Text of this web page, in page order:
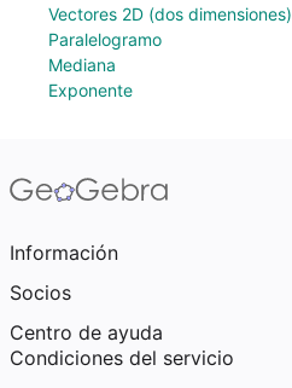
Vectores 2D (dos dimensiones)
Paralelogramo
Mediana
Exponente
Información
Socios
Centro de ayuda
Condiciones del servicio